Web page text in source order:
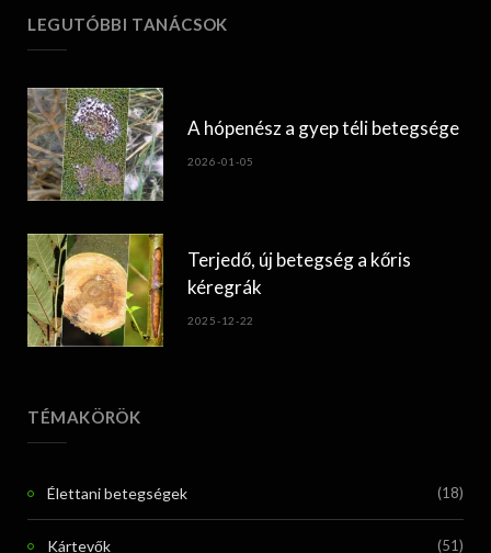
LEGUTÓBBI TANÁCSOK
A hópenész a gyep téli betegsége
2026-01-05
Terjedő, új betegség a kőris
kéregrák
2025-12-22
TÉMAKÖRÖK
Élettani betegségek (18)
Kártevők (51)